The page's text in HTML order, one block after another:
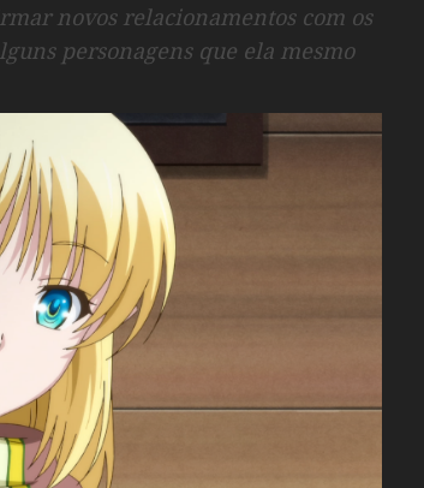
novos relacionamentos com os
personagens que ela mesmo